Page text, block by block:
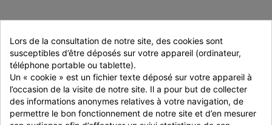
23,99 € TTC
Ajouter au panier Voir
Lors de la consultation de notre site, des cookies sont
susceptibles d’être déposés sur votre appareil (ordinateur,
téléphone portable ou tablette).
Un « cookie » est un fichier texte déposé sur votre appareil à
l’occasion de la visite de notre site. Il a pour but de collecter
des informations anonymes relatives à votre navigation, de
permettre le bon fonctionnement de notre site et d’en mesurer